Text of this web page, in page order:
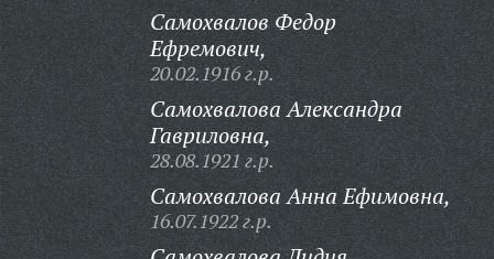
Самохвалов Федор
Ефремович,
20.02.1916 г.р.
Самохвалова Александра
Гавриловна,
28.08.1921 г.р.
Самохвалова Анна Ефимовна,
16.07.1922 г.р.